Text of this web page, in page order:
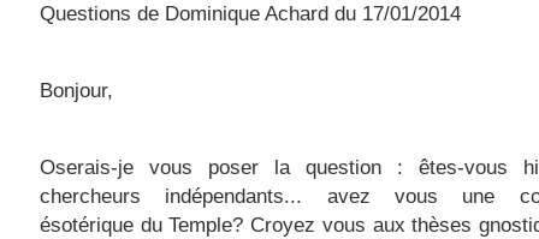
Questions de Dominique Achard du 17/01/2014
Bonjour,
Oserais-je vous poser la question : êtes-vous
chercheurs indépendants... avez vous une
ésotérique du Temple? Croyez vous aux thèses